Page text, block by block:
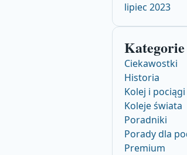
lipiec 2023
Kategorie
Ciekawostki
Historia
Kolej i pociągi
Koleje świata
Poradniki
Porady dla
Premium